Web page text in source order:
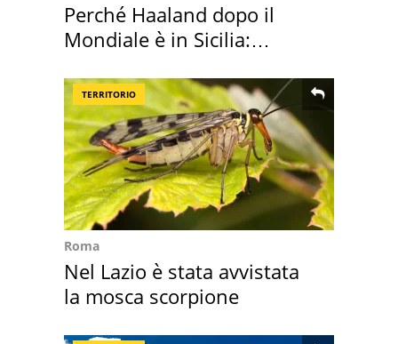
Perché Haaland dopo il
Mondiale è in Sicilia:
TERRITORIO
Roma
Nel Lazio è stata avvistata
la mosca scorpione